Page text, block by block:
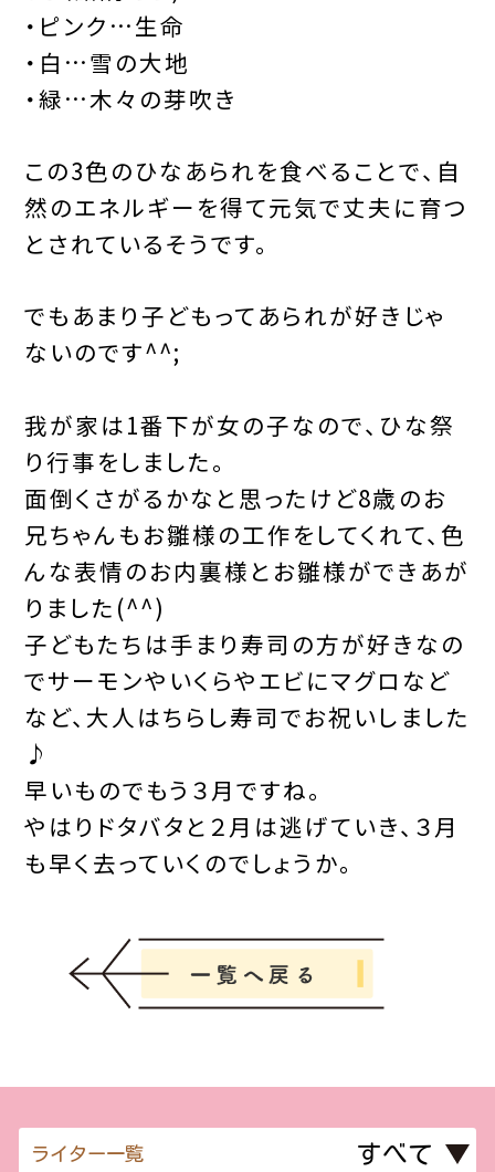
・ピンク…生命
・白…雪の大地
・緑…木々の芽吹き
この3色のひなあられを食べることで、自
然のエネルギーを得て元気で丈夫に育つ
とされているそうです。
でもあまり子どもってあられが好きじゃ
ないのです^^;
我が家は1番下が女の子なので、ひな祭
り行事をしました。
面倒くさがるかなと思ったけど8歳のお
兄ちゃんもお雛様の工作をしてくれて、色
んな表情のお内裏様とお雛様ができあが
りました(^^)
子どもたちは手まり寿司の方が好きなの
でサーモンやいくらやエビにマグロなど
など、大人はちらし寿司でお祝いしました
♪
早いものでもう３月ですね。
やはりドタバタと２月は逃げていき、３月
も早く去っていくのでしょうか。
ライター一覧